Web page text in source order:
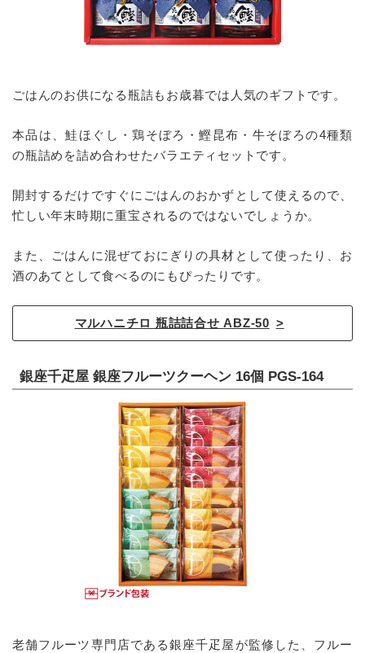
ごはんのお供になる瓶詰もお歳暮では人気のギフトです。
本品は、鮭ほぐし・鶏そぼろ・鰹昆布・牛そぼろの4種類
の瓶詰めを詰め合わせたバラエティセットです。
開封するだけですぐにごはんのおかずとして使えるので、
忙しい年末時期に重宝されるのではないでしょうか。
また、ごはんに混ぜておにぎりの具材として使ったり、お
酒のあてとして食べるのにもぴったりです。
マルハニチロ 瓶詰詰合せ ABZ-50
銀座千疋屋 銀座フルーツクーヘン 16個 PGS-164
老舗フルーツ専門店である銀座千疋屋が監修した、フルー